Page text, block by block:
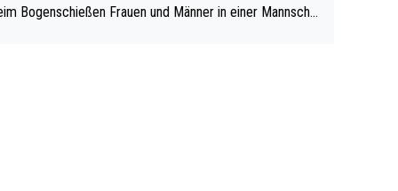
Bogenschießen Frauen und Männer in einer Mannscha